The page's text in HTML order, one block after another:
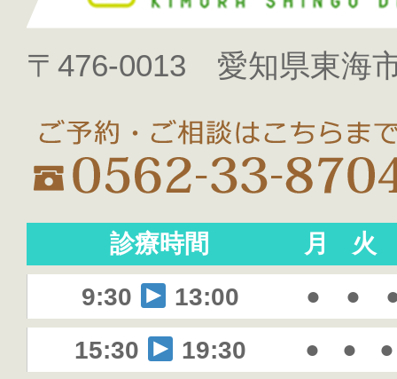
〒476-0013 愛知県東海
診療時間 月
火
9:30
13:00 ● ●
15:30
19:30 ● ● ●